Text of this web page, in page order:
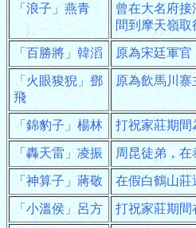
「浪子」燕青
曾在大名府
間到摩天嶺取
「百勝將」韓滔 原為宋廷軍官
「火眼狻猊」鄧
飛
原為飲馬川寨
「錦豹子」楊林 打祝家莊期間
「轟天雷」凌振 周昆徒弟，在
「神算子」蔣敬 在假白鶴山莊
「小溫侯」呂方 打祝家莊期間